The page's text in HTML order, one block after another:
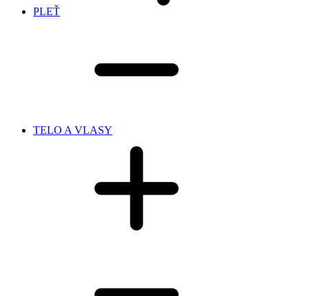
PLEŤ
TELO A VLASY